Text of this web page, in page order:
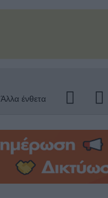
Άλλα ένθετα